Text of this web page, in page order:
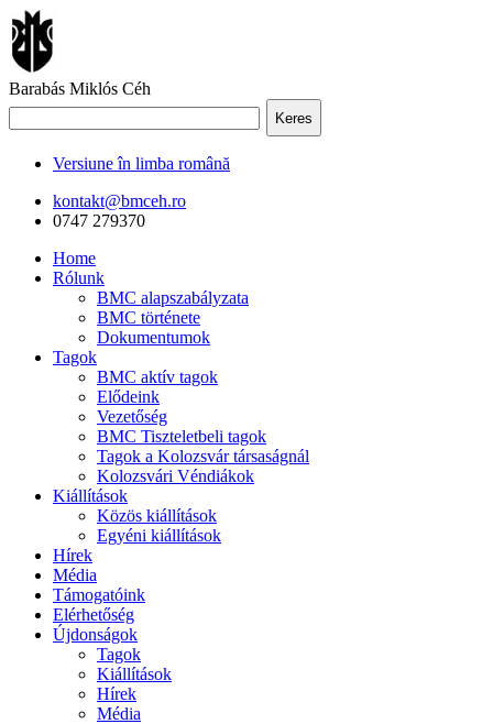
Barabás Miklós Céh
Keres
Versiune în limba română
kontakt@bmceh.ro
0747 279370
Home
Rólunk
BMC alapszabályzata
BMC története
Dokumentumok
Tagok
BMC aktív tagok
Elődeink
Vezetőség
BMC Tiszteletbeli tagok
Tagok a Kolozsvár társaságnál
Kolozsvári Véndiákok
Kiállítások
Közös kiállítások
Egyéni kiállítások
Hírek
Média
Támogatóink
Elérhetőség
Újdonságok
Tagok
Kiállítások
Hírek
Média